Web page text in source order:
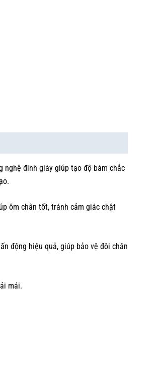
đinh giày giúp tạo độ bám chắc
ôm chân tốt, tránh cảm giác chật
động hiệu quả, giúp bảo vệ đôi chân
mái.